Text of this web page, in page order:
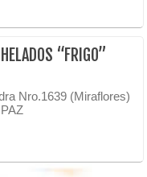
“FRIGO”
Nro.1639 (Miraflores)